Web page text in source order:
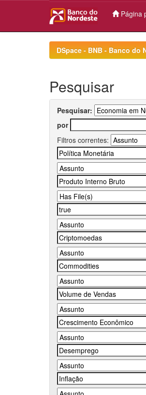
Página
DSpace - BNB - Banco do
Pesquisar
Pesquisar:
por
Filtros correntes: